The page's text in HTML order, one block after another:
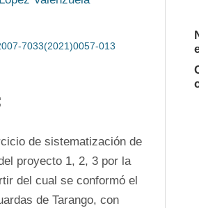
7033(2021)0057-013
de sistematización de
proyecto 1, 2, 3 por la
del cual se conformó el
de Tarango, con